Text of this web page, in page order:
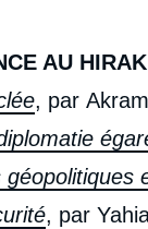
AU HIRAK
, par
, par